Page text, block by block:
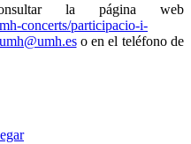
la página web
concerts/participacio-i-
o en el teléfono de